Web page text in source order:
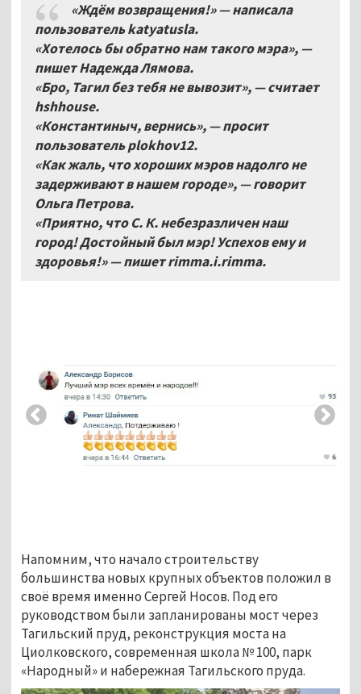
«Ждём возвращения!» — написала
пользователь katyatusla.
«Хотелось бы обратно нам такого мэра», —
пишет Надежда Лямова.
«Бро, Тагил без тебя не вывозит», — считает
hshhouse.
«Константиныч, вернись», — просит
пользователь plokhov12.
«Как жаль, что хороших мэров надолго не
задерживают в нашем городе», — говорит
Ольга Петрова.
«Приятно, что С. К. небезразличен наш
город! Достойный был мэр! Успехов ему и
здоровья!» — пишет rimma.i.rimma.
Напомним, что начало строительству
большинства новых крупных объектов положил в
своё время именно Сергей Носов. Под его
руководством были запланированы мост через
Тагильский пруд, реконструкция моста на
Циолковского, современная школа № 100, парк
«Народный» и набережная Тагильского пруда.